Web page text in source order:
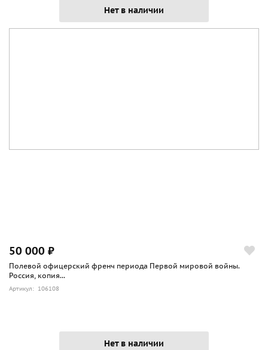
Нет в наличии
50 000 ₽
Полевой офицерский френч периода Первой мировой войны.
Россия, копия...
Артикул: 106108
Нет в наличии